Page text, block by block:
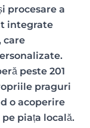
procesare a
integrate
care
peste 201
praguri
o acoperire
piața locală.